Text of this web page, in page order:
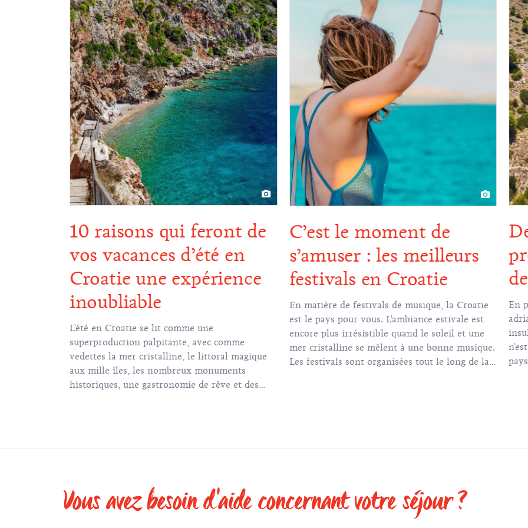
10 raisons qui feront de
vos vacances d’été en
Croatie une expérience
inoubliable
L'été en Croatie se lit comme une
superproduction palpitante, avec comme
vedettes la mer cristalline, le littoral magique
aux mille îles, les nombreux monuments
historiques, une gastronomie de rêve et des
C’est le moment de
s’amuser : les meilleurs
festivals en Croatie
En matière de festivals de musique, la Croatie
est le pays pour vous. L'ambiance estivale est
encore plus irrésistible quand le soleil et une
mer cristalline se mêlent à une bonne musique.
Les festivals sont organisées tout le long de la
forteresse en explorant ses coins cachés et ses
coulisses sonores. Préparez donc vos paillettes,
votre bonne humeur et réservez des vacances
En
Vous avez besoin d'aide concernant votre séjour ?